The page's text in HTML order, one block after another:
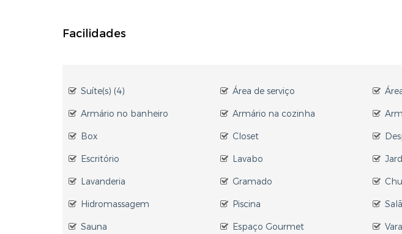
Facilidades
Suíte(s) (4) Área de serviço
Armário no banheiro
Armário na cozinha
Box
Closet
Escritório
Lavabo
Lavanderia
Gramado
Hidromassagem
Piscina
Sauna
Espaço Gourmet